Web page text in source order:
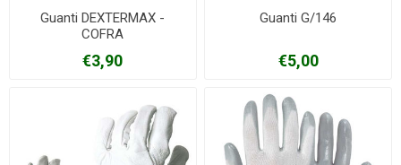
Guanti DEXTERMAX -
COFRA
€3,90
Guanti G/146
€5,00